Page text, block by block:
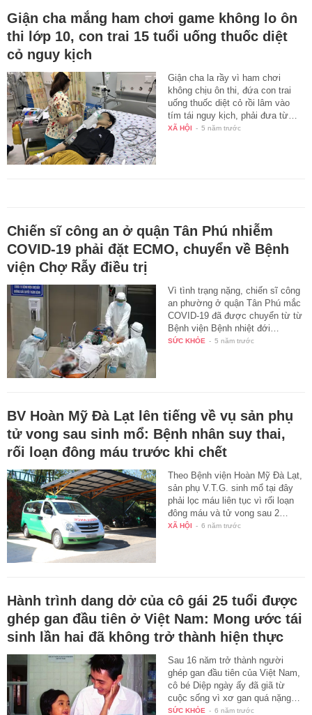
Giận cha mắng ham chơi game không lo ôn
thi lớp 10, con trai 15 tuổi uống thuốc diệt
cỏ nguy kịch
Giận cha la rầy vì ham chơi
không chịu ôn thi, đứa con trai
uống thuốc diệt cỏ rồi lâm vào
tím tái nguy kịch, phải đưa từ…
XÃ HỘI - 5 năm trước
Chiến sĩ công an ở quận Tân Phú nhiễm
COVID-19 phải đặt ECMO, chuyển về Bệnh
viện Chợ Rẫy điều trị
Vì tình trạng nặng, chiến sĩ công
an phường ở quận Tân Phú mắc
COVID-19 đã được chuyển từ từ
Bệnh viện Bệnh nhiệt đới…
SỨC KHỎE - 5 năm trước
BV Hoàn Mỹ Đà Lạt lên tiếng về vụ sản phụ
tử vong sau sinh mổ: Bệnh nhân suy thai,
rối loạn đông máu trước khi chết
Theo Bệnh viện Hoàn Mỹ Đà Lạt,
sản phụ V.T.G. sinh mổ tại đây
phải lọc máu liên tục vì rối loạn
đông máu và tử vong sau 2…
XÃ HỘI - 6 năm trước
Hành trình dang dở của cô gái 25 tuổi được
ghép gan đầu tiên ở Việt Nam: Mong ước tái
sinh lần hai đã không trở thành hiện thực
Sau 16 năm trở thành người
ghép gan đầu tiên của Việt Nam,
cô bé Diệp ngày ấy đã giã từ
cuộc sống vì xơ gan quá nặng…
SỨC KHỎE - 6 năm trước